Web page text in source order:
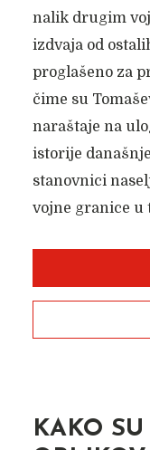
nalik drugim
izdvaja od
proglašeno za
čime su
naraštaje na
istorije
stanovnici
vojne granice u
KAKO